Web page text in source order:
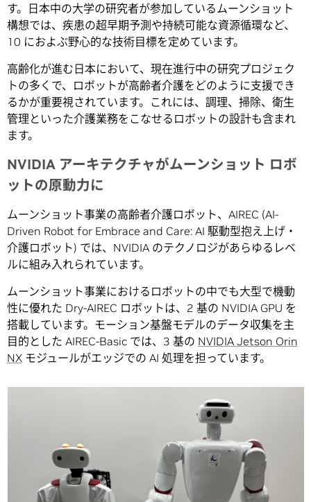
す。日本中の大学の研究者が参加しているムーンショット
構想では、疾患の超早期予測や持続可能な資源循環など、
10 におよぶ野心的な技術目標を定めています。
高齢化が進む日本において、現在進行中の研究プロジェク
トの多くで、ロボットが高齢者介護をどのように支援でき
るかが重要視されています。これには、調理、掃除、衛生
管理といった介護業務をこなせるロボットの設計も含まれ
ます。
NVIDIA アーキテクチャがムーンショット ロボ
ットの原動力に
ムーンショット事業の高齢者介護ロボット、AIREC (AI-
Driven Robot for Embrace and Care: AI 駆動型抱え上げ・
介護ロボット) では、NVIDIA のテクノロジがあらゆるレベ
ルに組み入れられています。
ムーンショット事業におけるロボットの中でも大型で機動
性に優れた Dry-AIREC ロボットは、2 基の NVIDIA GPU を
搭載しています。モーション基盤モデルのデータ収集を主
目的とした AIREC-Basic では、3 基の NVIDIA Jetson Orin
NX モジュールがエッジでの AI 処理を担っています。